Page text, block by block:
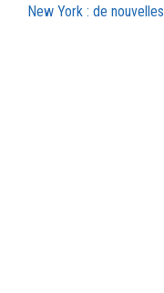
New York : de